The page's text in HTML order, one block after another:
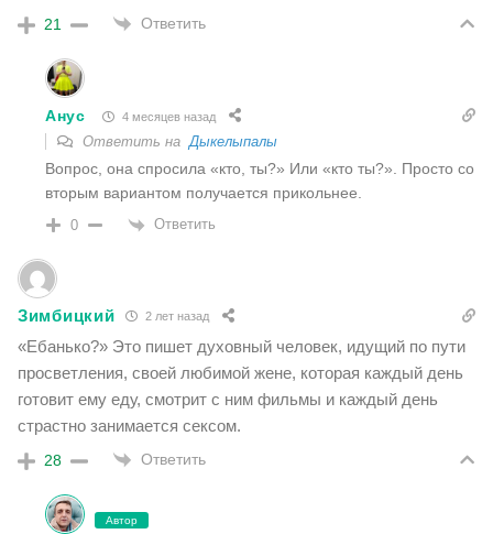
21 Ответить
Анус 4 месяцев назад
Ответить наДыкелыпалы
Вопрос, она спросила «кто, ты?» Или «кто ты?». Просто со
вторым вариантом получается прикольнее.
0 Ответить
Зимбицкий 2 лет назад
«Ебанько?» Это пишет духовный человек, идущий по пути
просветления, своей любимой жене, которая каждый день
готовит ему еду, смотрит с ним фильмы и каждый день
страстно занимается сексом.
28 Ответить
Автор